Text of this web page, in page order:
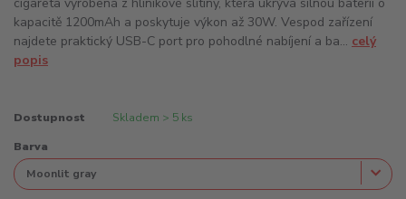
kapacitě 1200mAh a poskytuje výkon až 30W. Vespod zařízení
najdete praktický USB-C port pro pohodlné nabíjení a ba... celý
popis
Dostupnost Skladem > 5 ks
Barva